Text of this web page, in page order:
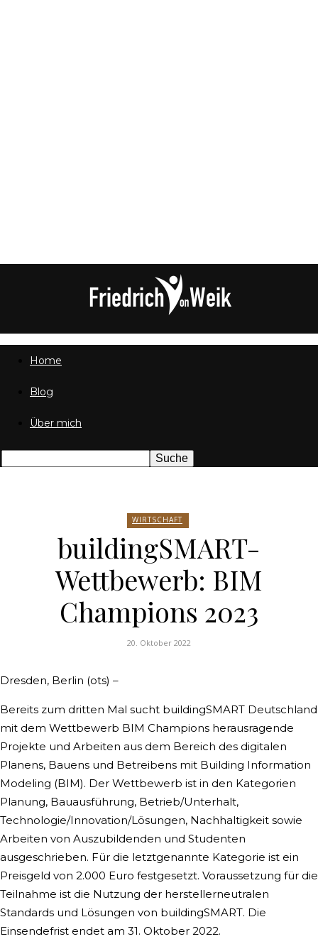
Home
Blog
Über mich
WIRTSCHAFT
buildingSMART-
Wettbewerb: BIM
Champions 2023
20. Oktober 2022
Dresden, Berlin (ots) –
Bereits zum dritten Mal sucht buildingSMART Deutschland
mit dem Wettbewerb BIM Champions herausragende
Projekte und Arbeiten aus dem Bereich des digitalen
Planens, Bauens und Betreibens mit Building Information
Modeling (BIM). Der Wettbewerb ist in den Kategorien
Planung, Bauausführung, Betrieb/Unterhalt,
Technologie/Innovation/Lösungen, Nachhaltigkeit sowie
Arbeiten von Auszubildenden und Studenten
ausgeschrieben. Für die letztgenannte Kategorie ist ein
Preisgeld von 2.000 Euro festgesetzt. Voraussetzung für die
Teilnahme ist die Nutzung der herstellerneutralen
Standards und Lösungen von buildingSMART. Die
Einsendefrist endet am 31. Oktober 2022.